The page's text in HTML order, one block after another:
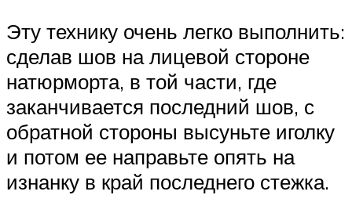
Эту технику очень легко выполнить:
сделав шов на лицевой стороне
натюрморта, в той части, где
заканчивается последний шов, с
обратной стороны высуньте иголку
и потом ее направьте опять на
изнанку в край последнего стежка.